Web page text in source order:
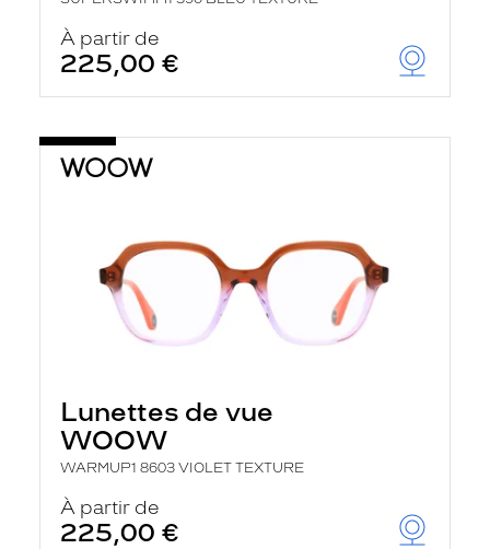
À partir de
225,00 €
Lunettes de vue
WOOW
WARMUP1 8603 VIOLET TEXTURE
À partir de
225,00 €